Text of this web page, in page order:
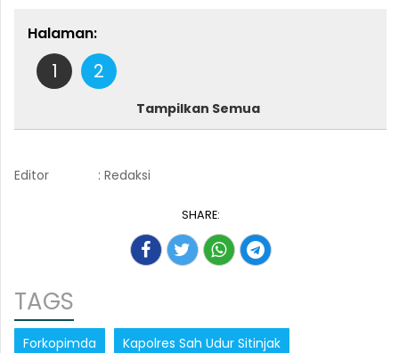
Halaman:
1 2
Tampilkan Semua
Editor : Redaksi
SHARE:
TAGS
Forkopimda Kapolres Sah Udur Sitinjak